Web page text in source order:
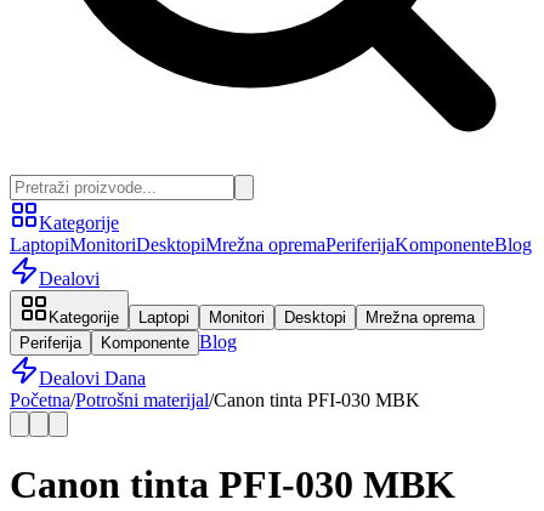
Kategorije
LaptopiMonitoriDesktopiMrežna opremaPeriferijaKomponenteBlog
Dealovi
Kategorije Laptopi Monitori Desktopi
Mrežna oprema
Periferija
Komponente Blog
Dealovi Dana
Početna/Potrošni materijal/Canon tinta PFI-030 MBK
Canon tinta PFI-030 MBK